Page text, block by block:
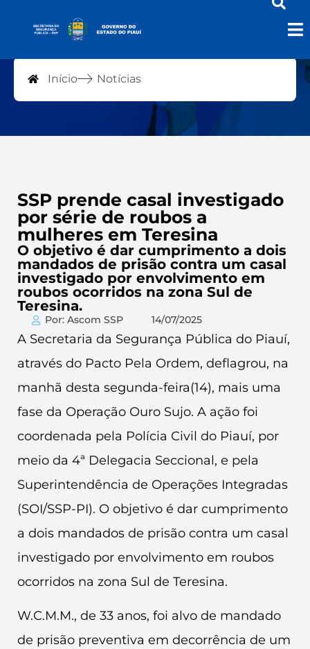
Notícias
Início Notícias
SSP prende casal investigado
por série de roubos a
mulheres em Teresina
O objetivo é dar cumprimento a dois
mandados de prisão contra um casal
investigado por envolvimento em
roubos ocorridos na zona Sul de
Teresina.
Por: Ascom SSP 14/07/2025
A Secretaria da Segurança Pública do Piauí,
através do Pacto Pela Ordem, deflagrou, na
manhã desta segunda-feira(14), mais uma
fase da Operação Ouro Sujo. A ação foi
coordenada pela Polícia Civil do Piauí, por
meio da 4ª Delegacia Seccional, e pela
Superintendência de Operações Integradas
(SOI/SSP-PI). O objetivo é dar cumprimento
a dois mandados de prisão contra um casal
investigado por envolvimento em roubos
ocorridos na zona Sul de Teresina.
W.C.M.M., de 33 anos, foi alvo de mandado
de prisão preventiva em decorrência de um